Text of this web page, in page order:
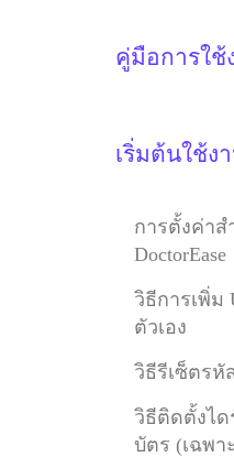
คู่มือการใช้
เริ่มต้นใช้งา
การตั้งค่า
DoctorEase
วิธีการเพิ่ม
ตัวเอง
วิธีรีเซ็ตรหั
วิธีติดตั้งได
บัตร (เฉพา